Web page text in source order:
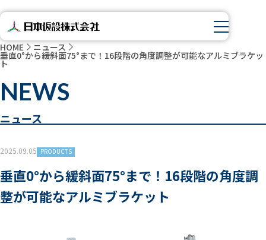
HOME ニュース
垂直0°から緩斜面75°まで！16段階の角度調整が可能なアルミブラケッ
ト
NEWS
ニュース
2025.09.05 PRODUCTS
垂直0°から緩斜面75°まで！16段階の角度調
整が可能なアルミブラケット